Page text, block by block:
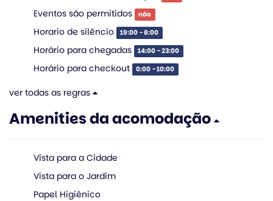
Eventos são permitidos não
Horario de silêncio 19:00 - 8:00
Horário para chegadas 14:00 - 23:00
Horário para checkout 0:00 - 10:00
ver todas as regras
Amenities da acomodação
Vista para a Cidade
Vista para o Jardim
Papel Higiênico